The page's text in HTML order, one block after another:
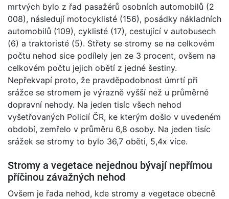
mrtvých bylo z řad pasažérů osobních automobilů (2
008), následují motocyklisté (156), posádky nákladních
automobilů (109), cyklisté (17), cestující v autobusech
(6) a traktoristé (5). Střety se stromy se na celkovém
počtu nehod sice podílely jen ze 3 procent, ovšem na
celkovém počtu jejich obětí z jedné šestiny.
Nepřekvapí proto, že pravděpodobnost úmrtí při
srážce se stromem je výrazně vyšší než u průměrné
dopravní nehody. Na jeden tisíc všech nehod
vyšetřovaných Policií ČR, ke kterým došlo v uvedeném
období, zemřelo v průměru 6,8 osoby. Na jeden tisíc
srážek se stromy to bylo 36,7 oběti, 5,4x více.
Stromy a vegetace nejednou bývají nepřímou
příčinou závažných nehod
Ovšem je řada nehod, kde stromy a vegetace obecně